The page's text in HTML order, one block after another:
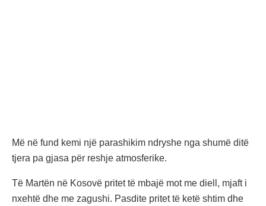
Më në fund kemi një parashikim ndryshe nga shumë ditë
tjera pa gjasa për reshje atmosferike.
Të Martën në Kosovë pritet të mbajë mot me diell, mjaft i
nxehtë dhe me zagushi. Pasdite pritet të ketë shtim dhe